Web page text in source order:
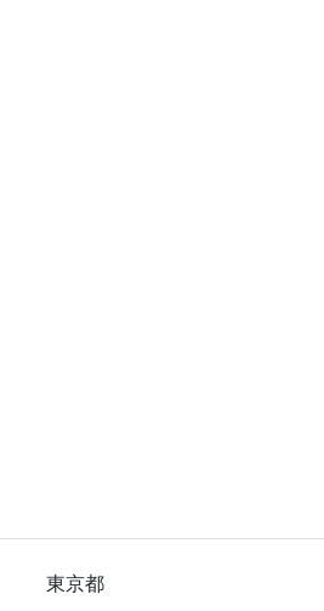
東京都